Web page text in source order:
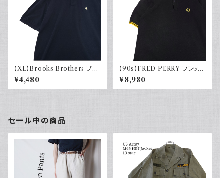
【XL】Brooks Brothers ブル
ックスブラザーズ ポロシャツ ブ
ラック 大きめ 黒 古着
¥4,480
【90s】FRED PERRY フレッド
ペリー ポロシャツ イングランド
製 ブラック イエロー 黒 黄 UK
ブリットポップ ヴィンテージ
¥8,980
セール中の商品